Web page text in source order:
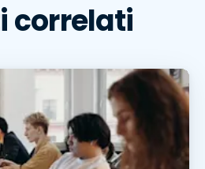
correlati